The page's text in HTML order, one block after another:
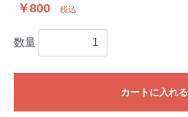
￥800 税込
数量
カートに入れる